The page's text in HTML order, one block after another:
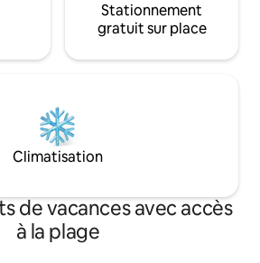
Stationnement
gratuit sur place
Climatisation
de vacances avec accès
à la plage